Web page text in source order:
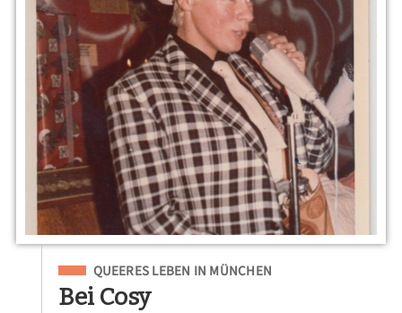
Eingeordnet unter
QUEERES LEBEN IN MÜNCHEN
Bei Cosy